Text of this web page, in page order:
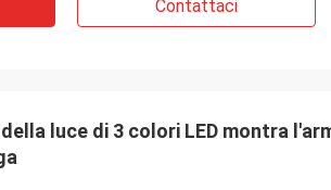
Contattaci
luce di 3 colori LED montra